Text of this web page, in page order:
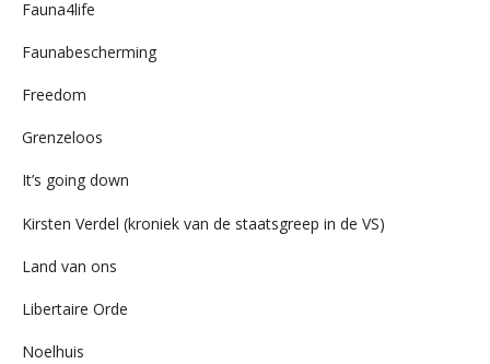
Fauna4life
Faunabescherming
Freedom
Grenzeloos
It’s going down
Kirsten Verdel (kroniek van de staatsgreep in de VS)
Land van ons
Libertaire Orde
Noelhuis